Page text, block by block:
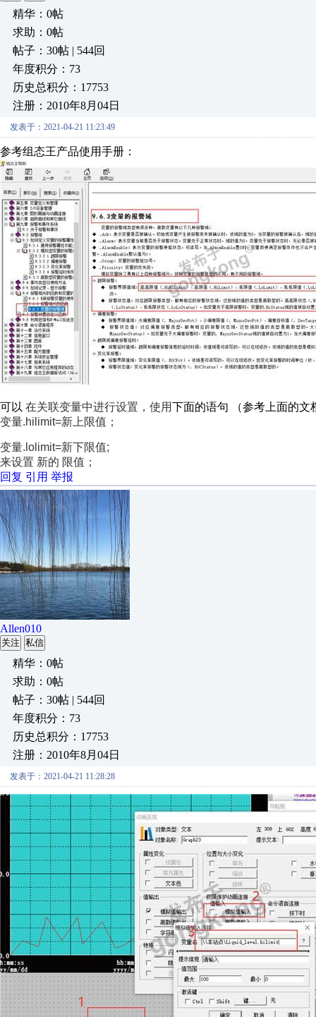
精华：0帖
求助：0帖
帖子：30帖 | 544回
年度积分：73
历史总积分：17753
注册：2010年8月04日
发表于：2021-04-21 11:23:49
参考组态王产品使用手册：
可以 在关联变量中进行设置，使用下面的语句 （参考上面的文
变量.hilimit=新上限值；
变量.lolimit=新下限值;
来设置 新的 限值；
回复 引用 举报
Allen010
关注 私信
精华：0帖
求助：0帖
帖子：30帖 | 544回
年度积分：73
历史总积分：17753
注册：2010年8月04日
发表于：2021-04-21 11:28:28